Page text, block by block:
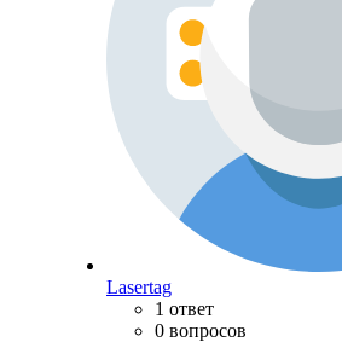
Lasertag
1 ответ
0 вопросов